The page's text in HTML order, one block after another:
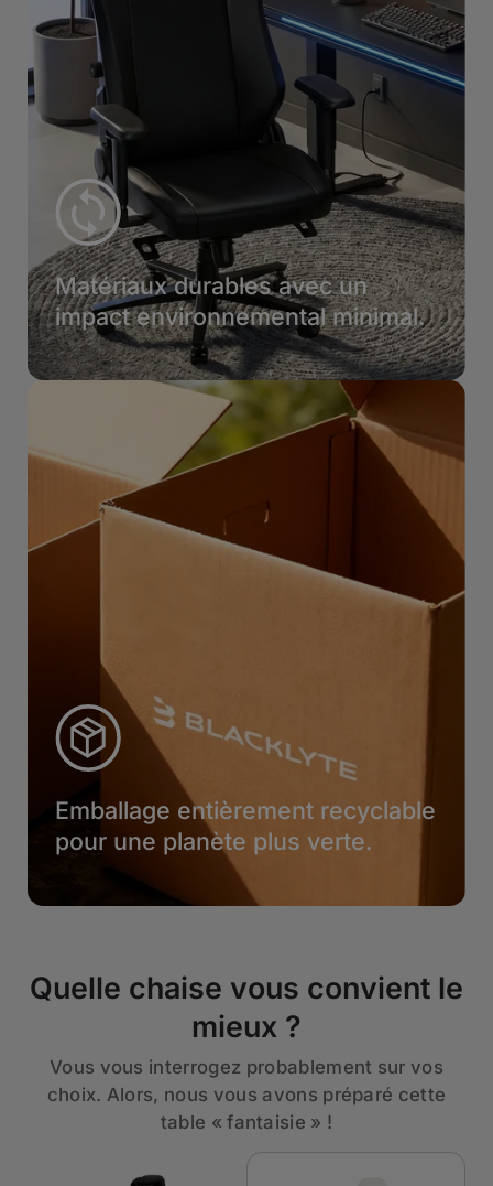
Matériaux durables avec un
impact environnemental minimal.
Emballage entièrement recyclable
pour une planète plus verte.
Quelle chaise vous convient le
mieux ?
Vous vous interrogez probablement sur vos
choix. Alors, nous vous avons préparé cette
table « fantaisie » !